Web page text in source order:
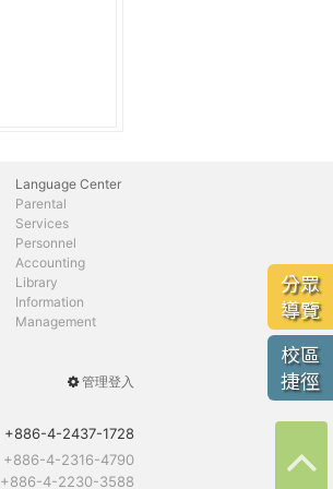
分眾
導覽
校區
捷徑
Parental
Services
Personnel
Accounting
Library
Information
Management
Language Center
User
menu
管理登入
+886-4-2437-1728
+886-4-2316-4790
+886-4-2230-3588